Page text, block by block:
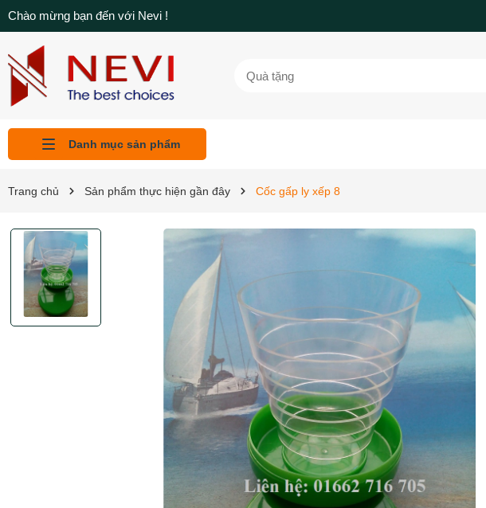
Chào mừng bạn đến với Nevi !
Danh mục sản phẩm
Trang chủ Sản phẩm thực hiện gần đây Cốc gấp ly xếp 8